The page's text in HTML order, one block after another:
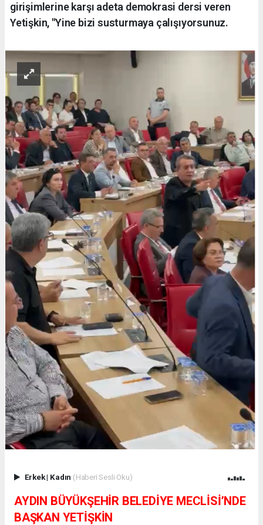
girişimlerine karşı adeta demokrasi dersi veren
Yetişkin, "Yine bizi susturmaya çalışıyorsunuz.
Erkek| Kadın (Haberi Sesli Oku)
AYDIN BÜYÜKŞEHİR BELEDİYE MECLİSİ’NDE
BAŞKAN YETİŞKİN